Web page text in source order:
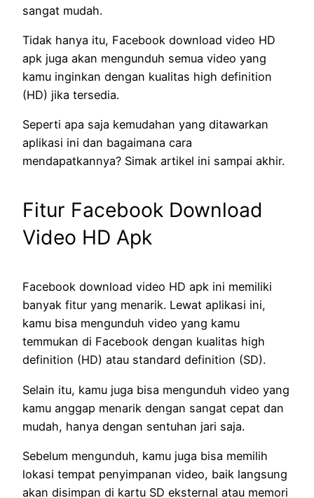
sangat mudah.
Tidak hanya itu, Facebook download video HD
apk juga akan mengunduh semua video yang
kamu inginkan dengan kualitas high definition
(HD) jika tersedia.
Seperti apa saja kemudahan yang ditawarkan
aplikasi ini dan bagaimana cara
mendapatkannya? Simak artikel ini sampai akhir.
Fitur Facebook Download
Video HD Apk
Facebook download video HD apk ini memiliki
banyak fitur yang menarik. Lewat aplikasi ini,
kamu bisa mengunduh video yang kamu
temmukan di Facebook dengan kualitas high
definition (HD) atau standard definition (SD).
Selain itu, kamu juga bisa mengunduh video yang
kamu anggap menarik dengan sangat cepat dan
mudah, hanya dengan sentuhan jari saja.
Sebelum mengunduh, kamu juga bisa memilih
lokasi tempat penyimpanan video, baik langsung
akan disimpan di kartu SD eksternal atau memori